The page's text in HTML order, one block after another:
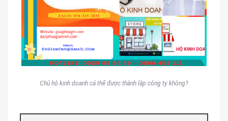
Chủ hộ kinh doanh cá thể được thành lập công ty không?